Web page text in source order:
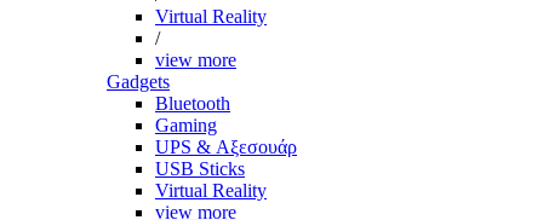
Virtual Reality
/
view more
Gadgets
Bluetooth
Gaming
UPS & Αξεσουάρ
USB Sticks
Virtual Reality
view more